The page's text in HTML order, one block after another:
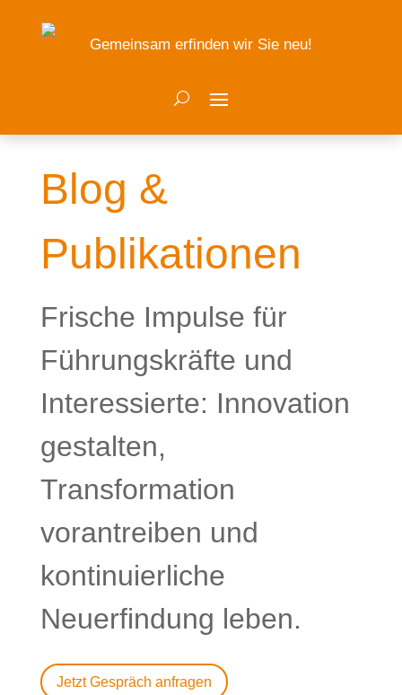
Gemeinsam erfinden wir Sie neu!
Blog &
Publikationen
Frische Impulse für
Führungskräfte und
Interessierte: Innovation
gestalten,
Transformation
vorantreiben und
kontinuierliche
Neuerfindung leben.
Jetzt Gespräch anfragen